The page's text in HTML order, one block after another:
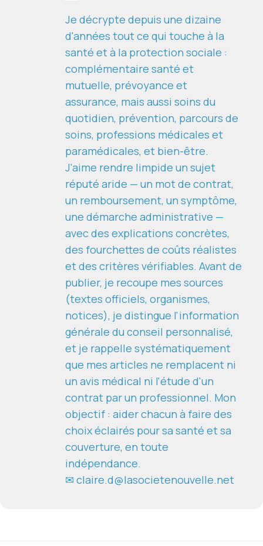
Je décrypte depuis une dizaine
d'années tout ce qui touche à la
santé et à la protection sociale :
complémentaire santé et
mutuelle, prévoyance et
assurance, mais aussi soins du
quotidien, prévention, parcours de
soins, professions médicales et
paramédicales, et bien-être.
J'aime rendre limpide un sujet
réputé aride — un mot de contrat,
un remboursement, un symptôme,
une démarche administrative —
avec des explications concrètes,
des fourchettes de coûts réalistes
et des critères vérifiables. Avant de
publier, je recoupe mes sources
(textes officiels, organismes,
notices), je distingue l'information
générale du conseil personnalisé,
et je rappelle systématiquement
que mes articles ne remplacent ni
un avis médical ni l'étude d'un
contrat par un professionnel. Mon
objectif : aider chacun à faire des
choix éclairés pour sa santé et sa
couverture, en toute
indépendance.
✉ claire.d@lasocietenouvelle.net